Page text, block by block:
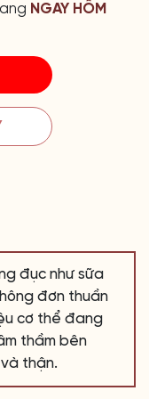
NGAY HÔM
đục như sữa
đơn thuần
cơ thể đang
thầm bên
thận.